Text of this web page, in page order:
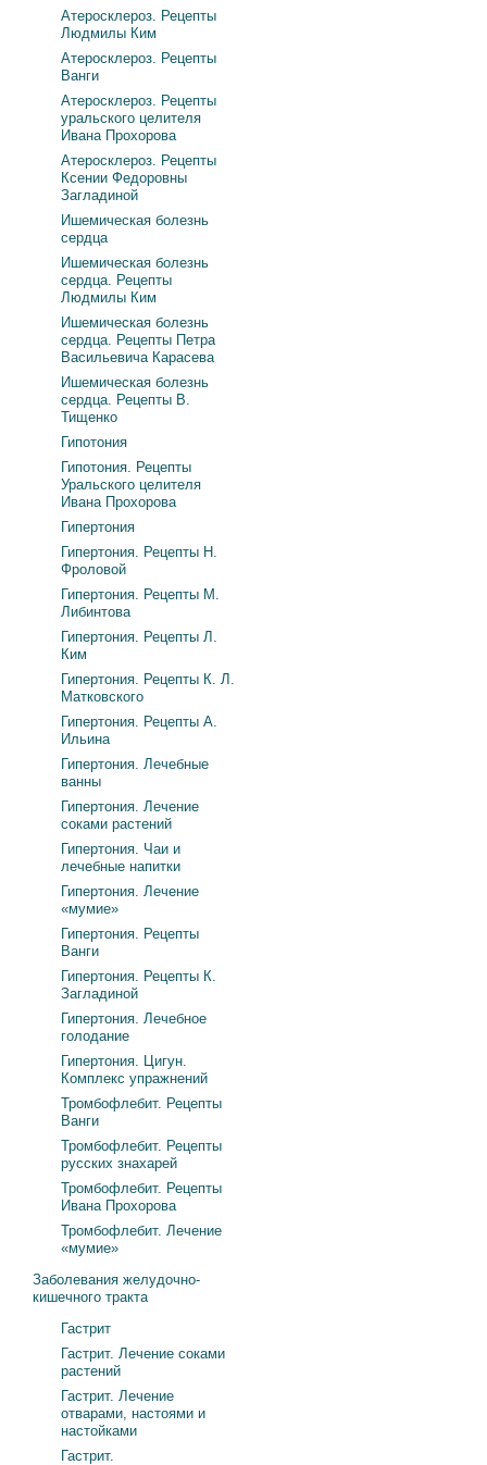
Атеросклероз. Рецепты
Людмилы Ким
Атеросклероз. Рецепты
Ванги
Атеросклероз. Рецепты
уральского целителя
Ивана Прохорова
Атеросклероз. Рецепты
Ксении Федоровны
Загладиной
Ишемическая болезнь
сердца
Ишемическая болезнь
сердца. Рецепты
Людмилы Ким
Ишемическая болезнь
сердца. Рецепты Петра
Васильевича Карасева
Ишемическая болезнь
сердца. Рецепты В.
Тищенко
Гипотония
Гипотония. Рецепты
Уральского целителя
Ивана Прохорова
Гипертония
Гипертония. Рецепты Н.
Фроловой
Гипертония. Рецепты М.
Либинтова
Гипертония. Рецепты Л.
Ким
Гипертония. Рецепты К. Л.
Матковского
Гипертония. Рецепты А.
Ильина
Гипертония. Лечебные
ванны
Гипертония. Лечение
соками растений
Гипертония. Чаи и
лечебные напитки
Гипертония. Лечение
«мумие»
Гипертония. Рецепты
Ванги
Гипертония. Рецепты К.
Загладиной
Гипертония. Лечебное
голодание
Гипертония. Цигун.
Комплекс упражнений
Тромбофлебит. Рецепты
Ванги
Тромбофлебит. Рецепты
русских знахарей
Тромбофлебит. Рецепты
Ивана Прохорова
Тромбофлебит. Лечение
«мумие»
Заболевания желудочно-
кишечного тракта
Гастрит
Гастрит. Лечение соками
растений
Гастрит. Лечение
отварами, настоями и
настойками
Гастрит.